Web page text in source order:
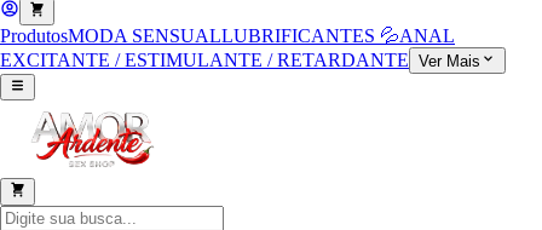
ProdutosMODA SENSUALLUBRIFICANTES 💦ANAL
EXCITANTE / ESTIMULANTE / RETARDANTE Ver Mais